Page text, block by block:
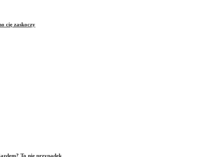
cię zaskoczy
To nie przypadek